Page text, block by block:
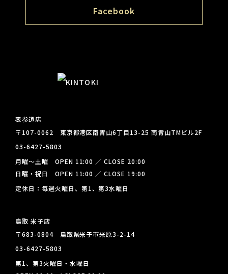
Facebook
表参道店
〒107-0062 東京都港区南青山6丁目13-25 南青山TMビル2F
03-6427-5803
月曜～土曜 OPEN 11:00 ／ CLOSE 20:00
日曜・祝日 OPEN 11:00 ／ CLOSE 19:00
定休日：毎週火曜日、第1、第3水曜日
鳥取 米子店
〒683-0804 鳥取県米子市米原3-2-14
03-6427-5803
第1、第3火曜日・水曜日